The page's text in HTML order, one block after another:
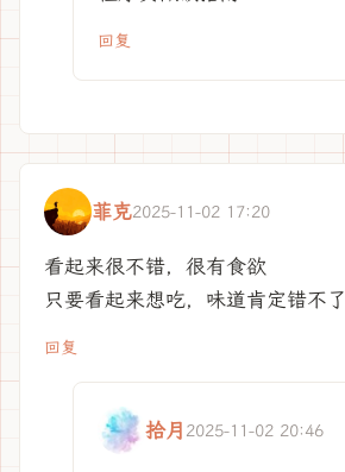
回复
菲克2025-11-02 17:20
看起来很不错，很有食欲
只要看起来想吃，味道肯定错不了
回复
拾月 2025-11-02 20:46